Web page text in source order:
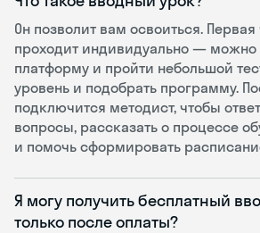
Он позволит вам освоиться. Первая
проходит индивидуально — можно
платформу и пройти небольшой
уровень и подобрать программу.
подключится методист, чтобы
вопросы, рассказать о процессе
и помочь сформировать
Я могу получить бесплатный
только после оплаты?